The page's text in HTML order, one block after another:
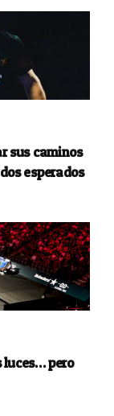
sus caminos
esperados
luces… pero